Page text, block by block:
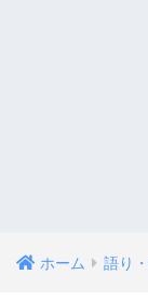
ホーム 語り